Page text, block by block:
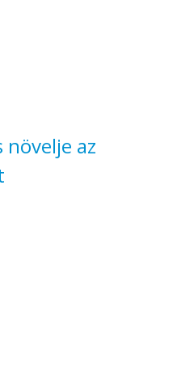
növelje az